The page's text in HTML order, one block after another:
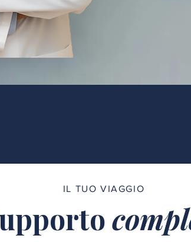
IL TUO VIAGGIO